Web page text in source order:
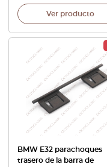
Ver producto
BMW E32 parachoques
trasero de la barra de